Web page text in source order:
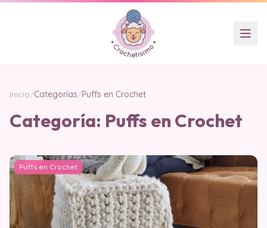
Inicio/Categorías/Puffs en Crochet
Categoría: Puffs en Crochet
Puffs en Crochet